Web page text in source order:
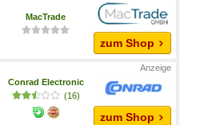
MacTrade
zum Shop
Conrad Electronic
(16)
zum Shop